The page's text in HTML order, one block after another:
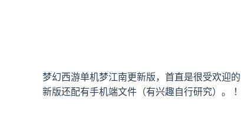
梦幻西游单机梦江南更新版，首直是很受欢迎
新版还配有手机端文件（有兴趣自行研究）。 ！